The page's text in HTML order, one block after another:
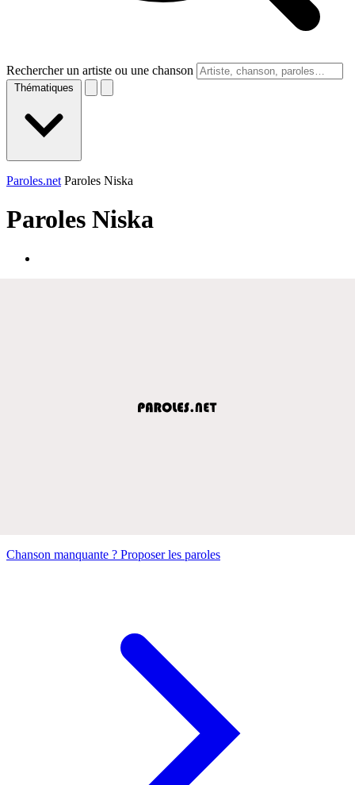
Rechercher un artiste ou une chanson
Thématiques
Paroles.net Paroles Niska
Paroles Niska
Chanson manquante ? Proposer les paroles